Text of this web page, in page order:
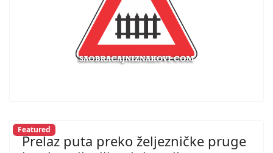
Featured
Prelaz puta preko željezničke pruge